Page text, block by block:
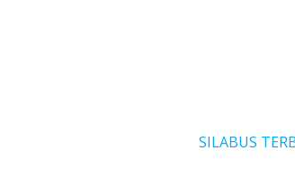
Next
SILABUS